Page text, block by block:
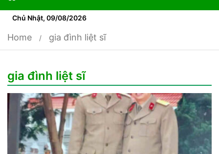
Chủ Nhật, 09/08/2026
Home gia đình liệt sĩ
gia đình liệt sĩ